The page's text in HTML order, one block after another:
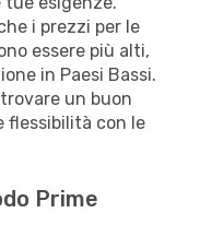
i prezzi per le
essere più alti,
in Paesi Bassi.
un buon
flessibilità con le
Prime